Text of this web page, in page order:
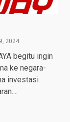
2024
begitu ingin
ke negara-
investasi